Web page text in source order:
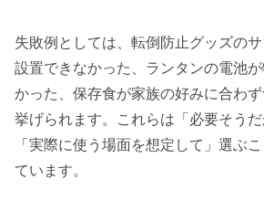
失敗例としては、転倒防止グッズの
設置できなかった、ランタンの電池
かった、保存食が家族の好みに合わ
挙げられます。これらは「必要そうだ
「実際に使う場面を想定して」選ぶ
ています。